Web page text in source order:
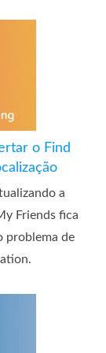
o Find
a
Friends fica
problema de